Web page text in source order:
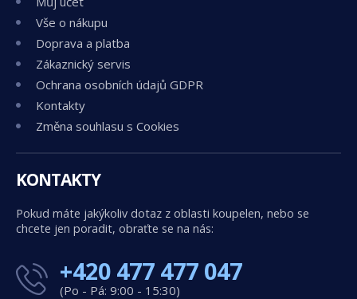
Vše o nákupu
Doprava a platba
Zákaznický servis
Ochrana osobních údajů GDPR
Kontakty
Změna souhlasu s Cookies
KONTAKTY
Pokud máte jakýkoliv dotaz z oblasti koupelen, nebo se
chcete jen poradit, obraťte se na nás:
+420 477 477 047
(Po - Pá: 9:00 - 15:30)